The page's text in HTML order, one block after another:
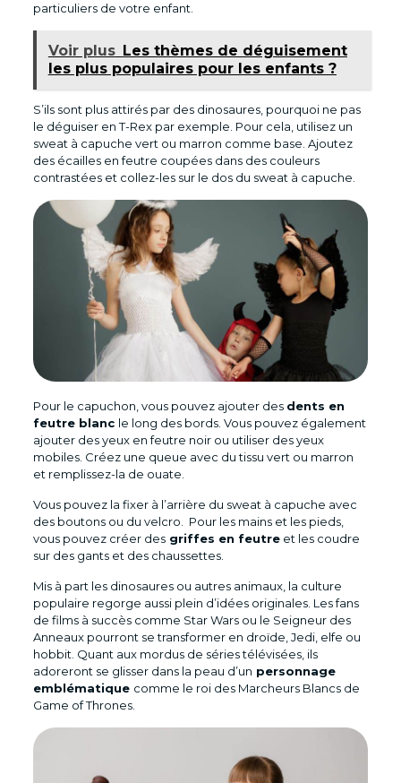
particuliers de votre enfant.
Voir plus Les thèmes de déguisement
les plus populaires pour les enfants ?
S’ils sont plus attirés par des dinosaures, pourquoi ne pas
le déguiser en T-Rex par exemple. Pour cela, utilisez un
sweat à capuche vert ou marron comme base. Ajoutez
des écailles en feutre coupées dans des couleurs
contrastées et collez-les sur le dos du sweat à capuche.
Pour le capuchon, vous pouvez ajouter des dents en
feutre blanc le long des bords. Vous pouvez également
ajouter des yeux en feutre noir ou utiliser des yeux
mobiles. Créez une queue avec du tissu vert ou marron
et remplissez-la de ouate.
Vous pouvez la fixer à l’arrière du sweat à capuche avec
des boutons ou du velcro. Pour les mains et les pieds,
vous pouvez créer desgriffes en feutreet les coudre
sur des gants et des chaussettes.
Mis à part les dinosaures ou autres animaux, la culture
populaire regorge aussi plein d’idées originales. Les fans
de films à succès comme Star Wars ou le Seigneur des
Anneaux pourront se transformer en droïde, Jedi, elfe ou
hobbit. Quant aux mordus de séries télévisées, ils
adoreront se glisser dans la peau d’un personnage
emblématique comme le roi des Marcheurs Blancs de
Game of Thrones.